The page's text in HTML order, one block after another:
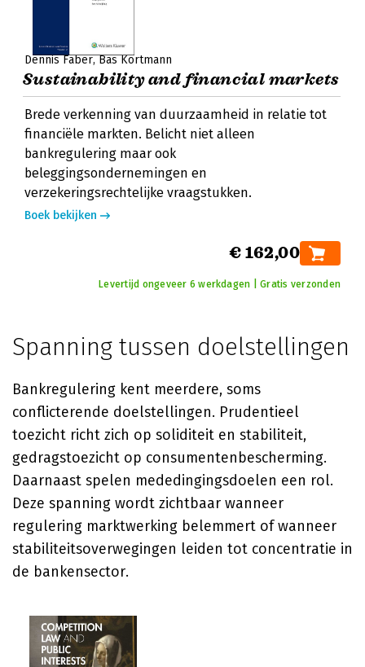
Dennis Faber Bas Kortmann
Sustainability and financial markets
Brede verkenning van duurzaamheid in relatie tot
financiële markten. Belicht niet alleen
bankregulering maar ook
beleggingsondernemingen en
verzekeringsrechtelijke vraagstukken.
Boek bekijken
€ 162,00
Levertijd ongeveer 6 werkdagen | Gratis verzonden
Spanning tussen doelstellingen
Bankregulering kent meerdere, soms
conflicterende doelstellingen. Prudentieel
toezicht richt zich op soliditeit en stabiliteit,
gedragstoezicht op consumentenbescherming.
Daarnaast spelen mededingingsdoelen een rol.
Deze spanning wordt zichtbaar wanneer
regulering marktwerking belemmert of wanneer
stabiliteitsoverwegingen leiden tot concentratie in
de bankensector.